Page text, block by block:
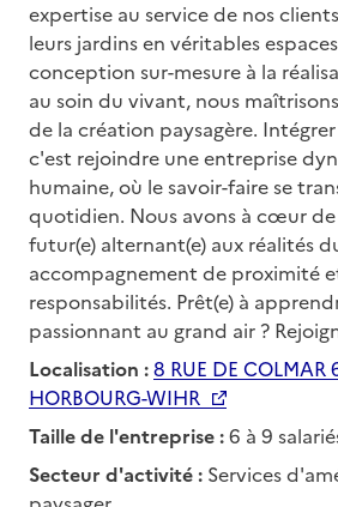
expertise au service de nos
leurs jardins en véritables
conception sur-mesure à la
au soin du vivant, nous
de la création paysagère.
c'est rejoindre une entreprise
humaine, où le savoir-faire se
quotidien. Nous avons à cœur
futur(e) alternant(e) aux réalités
accompagnement de proximité
responsabilités. Prêt(e) à
passionnant au grand air ?
Localisation :8 RUE DE COLMAR
HORBOURG-WIHR
Taille de l'entreprise :6 à 9
Secteur d'activité : Services
paysager